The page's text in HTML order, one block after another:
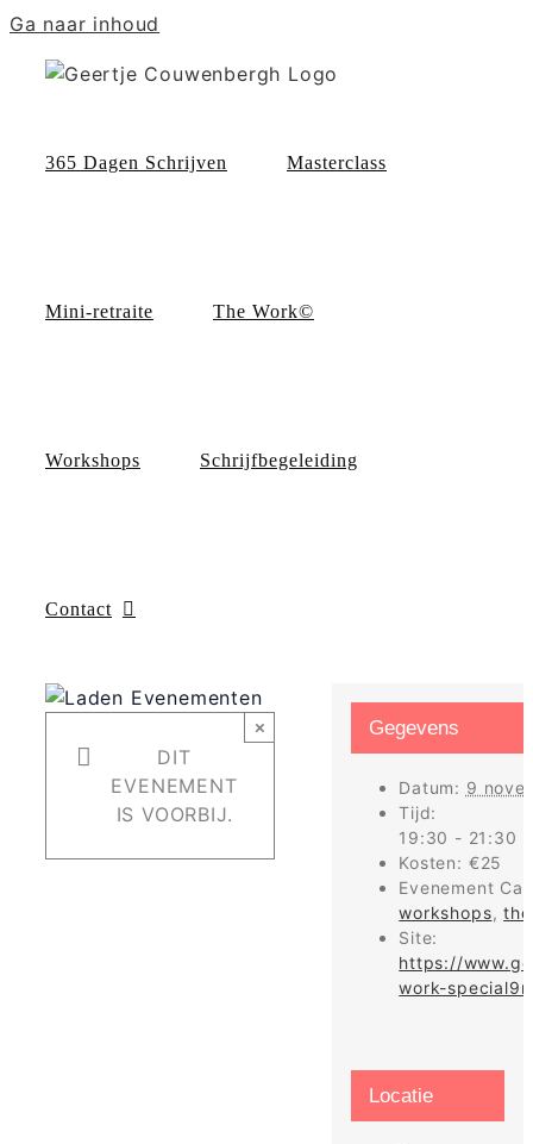
Ga naar inhoud
365 Dagen Schrijven Masterclass
Mini-retraite The Work©
Workshops Schrijfbegeleiding
Contact
DIT
EVENEMENT
IS VOORBIJ.
× Gegevens
Datum: 9
Tijd:
19:30 - 21:30
Kosten: €25
Evenement
workshops,
Site:
https://
work-
Locatie